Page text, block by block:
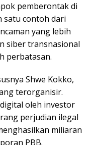
pemberontak di
satu contoh dari
yang lebih
siber transnasional
perbatasan.
Shwe Kokko,
terorganisir.
oleh investor
perjudian ilegal
miliaran
PBB.